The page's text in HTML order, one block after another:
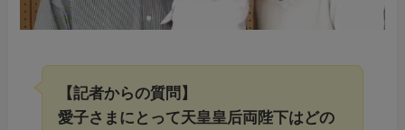
【記者からの質問】
愛子さまにとって天皇皇后両陛下はどの